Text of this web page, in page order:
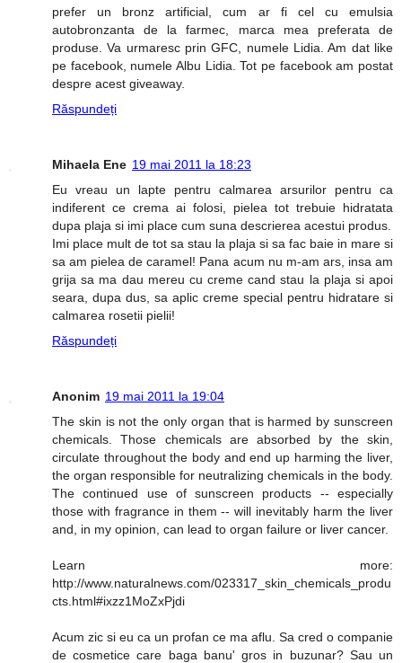
prefer un bronz artificial, cum ar fi cel cu emulsia
autobronzanta de la farmec, marca mea preferata de
produse. Va urmaresc prin GFC, numele Lidia. Am dat like
pe facebook, numele Albu Lidia. Tot pe facebook am postat
despre acest giveaway.
Răspundeți
Mihaela Ene 19 mai 2011 la 18:23
Eu vreau un lapte pentru calmarea arsurilor pentru ca
indiferent ce crema ai folosi, pielea tot trebuie hidratata
dupa plaja si imi place cum suna descrierea acestui produs.
Imi place mult de tot sa stau la plaja si sa fac baie in mare si
sa am pielea de caramel! Pana acum nu m-am ars, insa am
grija sa ma dau mereu cu creme cand stau la plaja si apoi
seara, dupa dus, sa aplic creme special pentru hidratare si
calmarea rosetii pielii!
Răspundeți
Anonim 19 mai 2011 la 19:04
The skin is not the only organ that is harmed by sunscreen
chemicals. Those chemicals are absorbed by the skin,
circulate throughout the body and end up harming the liver,
the organ responsible for neutralizing chemicals in the body.
The continued use of sunscreen products -- especially
those with fragrance in them -- will inevitably harm the liver
and, in my opinion, can lead to organ failure or liver cancer.
Learn more:
http://www.naturalnews.com/023317_skin_chemicals_produ
cts.html#ixzz1MoZxPjdi
Acum zic si eu ca un profan ce ma aflu. Sa cred o companie
de cosmetice care baga banu' gros in buzunar? Sau un